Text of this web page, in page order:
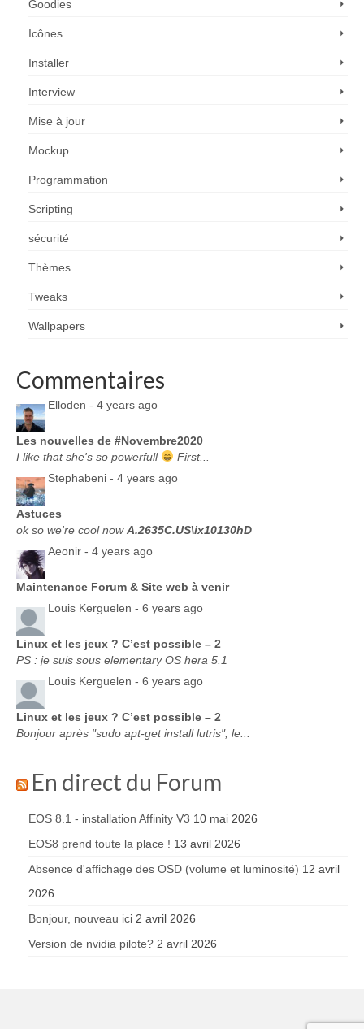
Goodies
Icônes
Installer
Interview
Mise à jour
Mockup
Programmation
Scripting
sécurité
Thèmes
Tweaks
Wallpapers
Commentaires
Elloden - 4 years ago
Les nouvelles de #Novembre2020
I like that she's so powerfull
First...
Stephabeni - 4 years ago
Astuces
ok so we're cool nowA.2635C.US\ix10130hD
Aeonir - 4 years ago
Maintenance Forum & Site web à venir
Louis Kerguelen - 6 years ago
Linux et les jeux ? C’est possible – 2
PS : je suis sous elementary OS hera 5.1
Louis Kerguelen - 6 years ago
Linux et les jeux ? C’est possible – 2
Bonjour après "sudo apt-get install lutris", le...
En direct du Forum
EOS 8.1 - installation Affinity V3 10 mai 2026
EOS8 prend toute la place ! 13 avril 2026
Absence d'affichage des OSD (volume et luminosité) 12 avril
2026
Bonjour, nouveau ici 2 avril 2026
Version de nvidia pilote? 2 avril 2026